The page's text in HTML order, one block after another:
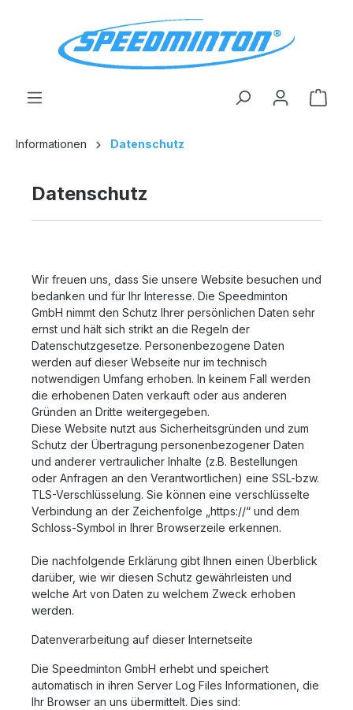
Informationen Datenschutz
Datenschutz
Wir freuen uns, dass Sie unsere Website besuchen und
bedanken und für Ihr Interesse. Die Speedminton
GmbH nimmt den Schutz Ihrer persönlichen Daten sehr
ernst und hält sich strikt an die Regeln der
Datenschutzgesetze. Personenbezogene Daten
werden auf dieser Webseite nur im technisch
notwendigen Umfang erhoben. In keinem Fall werden
die erhobenen Daten verkauft oder aus anderen
Gründen an Dritte weitergegeben.
Diese Website nutzt aus Sicherheitsgründen und zum
Schutz der Übertragung personenbezogener Daten
und anderer vertraulicher Inhalte (z.B. Bestellungen
oder Anfragen an den Verantwortlichen) eine SSL-bzw.
TLS-Verschlüsselung. Sie können eine verschlüsselte
Verbindung an der Zeichenfolge „https://“ und dem
Schloss-Symbol in Ihrer Browserzeile erkennen.
Die nachfolgende Erklärung gibt Ihnen einen Überblick
darüber, wie wir diesen Schutz gewährleisten und
welche Art von Daten zu welchem Zweck erhoben
werden.
Datenverarbeitung auf dieser Internetseite
Die Speedminton GmbH erhebt und speichert
automatisch in ihren Server Log Files Informationen, die
Ihr Browser an uns übermittelt. Dies sind: